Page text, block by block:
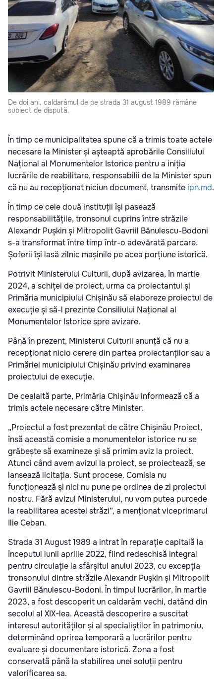
De doi ani, caldarâmul de pe strada 31 august 1989 rămâne
subiect de dispută.
În timp ce municipalitatea spune că a trimis toate actele
necesare la Minister și așteaptă aprobările Consiliului
Național al Monumentelor Istorice pentru a iniția
lucrările de reabilitare, responsabilii de la Minister spun
că nu au recepționat niciun document, transmite ipn.md.
În timp ce cele două instituții își pasează
responsabilitățile, tronsonul cuprins între străzile
Alexandr Pușkin și Mitropolit Gavriil Bănulescu-Bodoni
s-a transformat între timp într-o adevărată parcare.
Șoferii își lasă zilnic mașinile pe acea porțiune istorică.
Potrivit Ministerului Culturii, după avizarea, în martie
2024, a schiței de proiect, urma ca proiectantul și
Primăria municipiului Chișinău să elaboreze proiectul de
execuție și să-l prezinte Consiliului Național al
Monumentelor Istorice spre avizare.
Până în prezent, Ministerul Culturii anunță că nu a
recepționat nicio cerere din partea proiectanților sau a
Primăriei municipiului Chișinău privind examinarea
proiectului de execuție.
De cealaltă parte, Primăria Chișinău informează că a
trimis actele necesare către Minister.
„Proiectul a fost prezentat de către Chișinău Proiect,
însă această comisie a monumentelor istorice nu se
grăbește să examineze și să primim aviz la proiect.
Atunci când avem avizul la proiect, se proiectează, se
lansează licitația. Sunt procese. Comisia nu
funcționează și nici nu pune pe ordinea de zi proiectul
nostru. Fără avizul Ministerului, nu vom putea purcede
la reabilitarea acestei străzi”, a menționat viceprimarul
Ilie Ceban.
Strada 31 August 1989 a intrat în reparație capitală la
începutul lunii aprilie 2022, fiind redeschisă integral
pentru circulație la sfârșitul anului 2023, cu excepția
tronsonului dintre străzile Alexandr Pușkin și Mitropolit
Gavriil Bănulescu-Bodoni. În timpul lucrărilor, în martie
2023, a fost descoperit un caldarâm vechi, datând din
secolul al XIX-lea. Această descoperire a suscitat
interesul autorităților și al specialiștilor în patrimoniu,
determinând oprirea temporară a lucrărilor pentru
evaluare și documentare istorică. Zona a fost
conservată până la stabilirea unei soluții pentru
valorificarea sa.